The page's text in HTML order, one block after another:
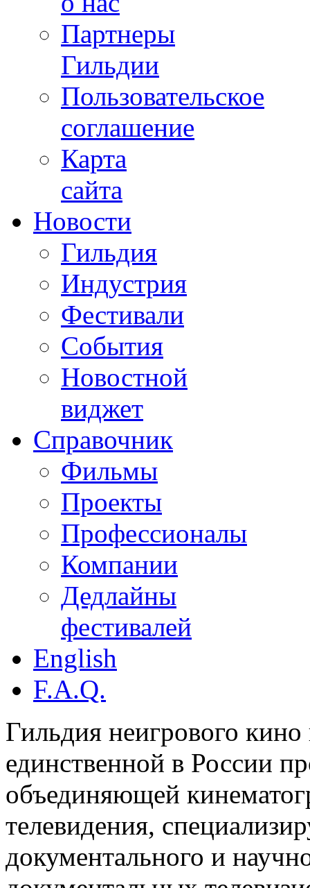
Партнеры
Гильдии
Пользовательское
соглашение
Карта
сайта
Новости
Гильдия
Индустрия
Фестивали
События
Новостной
виджет
Справочник
Фильмы
Проекты
Профессионалы
Компании
Дедлайны
фестивалей
English
F.A.Q.
Гильдия неигрового кино
единственной в России
объединяющей
телевидения,
документального и